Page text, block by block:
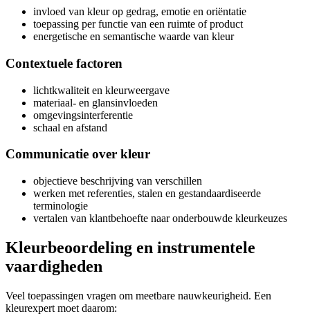
invloed van kleur op gedrag, emotie en oriëntatie
toepassing per functie van een ruimte of product
energetische en semantische waarde van kleur
Contextuele factoren
lichtkwaliteit en kleurweergave
materiaal- en glansinvloeden
omgevingsinterferentie
schaal en afstand
Communicatie over kleur
objectieve beschrijving van verschillen
werken met referenties, stalen en gestandaardiseerde
terminologie
vertalen van klantbehoefte naar onderbouwde kleurkeuzes
Kleurbeoordeling en instrumentele
vaardigheden
Veel toepassingen vragen om meetbare nauwkeurigheid. Een
kleurexpert moet daarom: